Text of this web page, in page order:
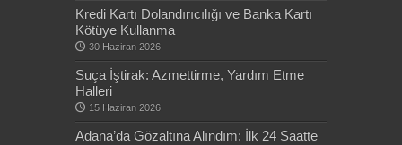
Kredi Kartı Dolandırıcılığı ve Banka Kartı
Kötüye Kullanma
30 Haziran 2026
Suça İştirak: Azmettirme, Yardım Etme
Halleri
15 Haziran 2026
Adana’da Gözaltına Alındım: İlk 24 Saatte